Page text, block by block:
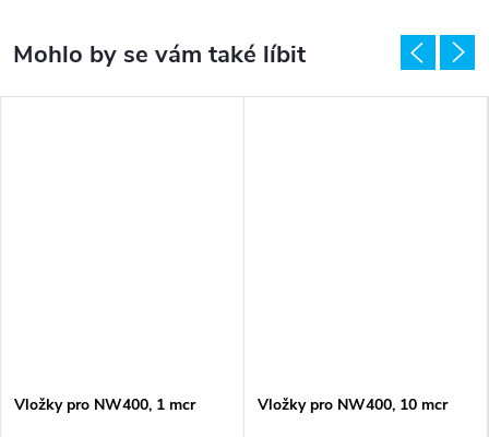
Vložky pro NW400, 1 mcr Vložky pro NW400, 10 mcr